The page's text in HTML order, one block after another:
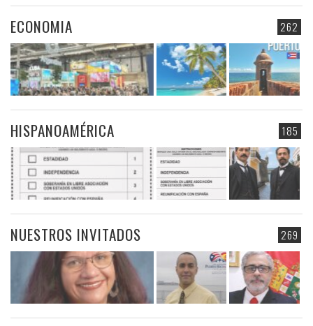
262
ECONOMIA
185
HISPANOAMÉRICA
269
NUESTROS INVITADOS